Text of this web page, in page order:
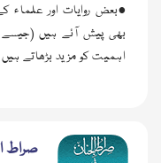
•بعض روایات اور علماء
بھی پیش آئے ہیں (جیسے
اہمیت کو مزید بڑھاتے ہیں
صراط